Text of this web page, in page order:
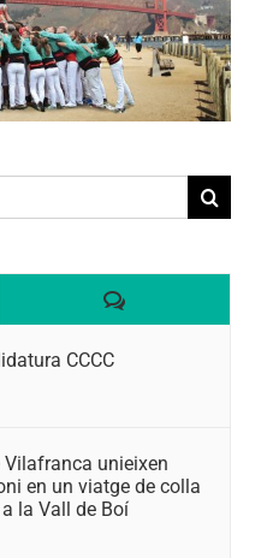
Comentaris
CCCC
Vilafranca unieixen
en un viatge de colla
a la Vall de Boí